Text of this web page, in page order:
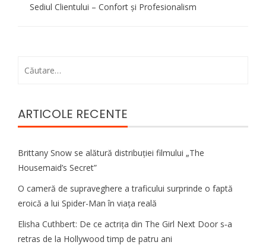
Sediul Clientului – Confort și Profesionalism
ARTICOLE RECENTE
Brittany Snow se alătură distribuției filmului „The
Housemaid’s Secret”
O cameră de supraveghere a traficului surprinde o faptă
eroică a lui Spider-Man în viața reală
Elisha Cuthbert: De ce actrița din The Girl Next Door s‑a
retras de la Hollywood timp de patru ani